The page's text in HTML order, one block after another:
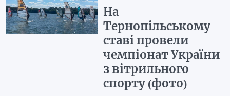
На
Тернопільському
ставі провели
чемпіонат України
з вітрильного
спорту (фото)